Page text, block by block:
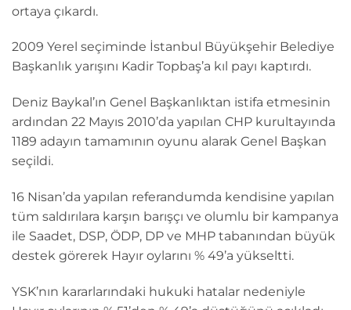
ortaya çıkardı.
2009 Yerel seçiminde İstanbul Büyükşehir Belediye
Başkanlık yarışını Kadir Topbaş’a kıl payı kaptırdı.
Deniz Baykal’ın Genel Başkanlıktan istifa etmesinin
ardından 22 Mayıs 2010’da yapılan CHP kurultayında
1189 adayın tamamının oyunu alarak Genel Başkan
seçildi.
16 Nisan’da yapılan referandumda kendisine yapılan
tüm saldırılara karşın barışçı ve olumlu bir kampanya
ile Saadet, DSP, ÖDP, DP ve MHP tabanından büyük
destek görerek Hayır oylarını % 49’a yükseltti.
YSK’nın kararlarındaki hukuki hatalar nedeniyle